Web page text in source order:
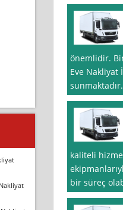
önemlidir.
Eve Nakliyat
kaliteli
bir süreç